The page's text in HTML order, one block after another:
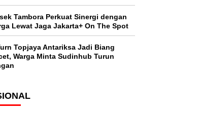
Tambora Perkuat Sinergi dengan
Lewat Jaga Jakarta+ On The Spot
Topjaya Antariksa Jadi Biang
Warga Minta Sudinhub Turun